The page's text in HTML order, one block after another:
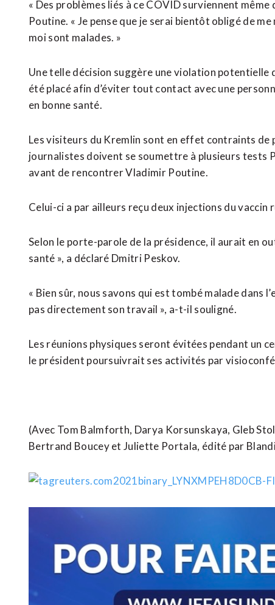
« Des problèmes liés à ce COVID surviennent
Poutine. « Je pense que je serai bientôt obligé de
moi sont malades. »
Une telle décision suggère une violation potentielle
été placé afin d’éviter tout contact avec une
en bonne santé.
Les visiteurs du Kremlin sont en effet contraints de
journalistes doivent se soumettre à plusieurs tests
avant de rencontrer Vladimir Poutine.
Celui-ci a par ailleurs reçu deux injections du vaccin
Selon le porte-parole de la présidence, il aurait en
santé », a déclaré Dmitri Peskov.
« Bien sûr, nous savons qui est tombé malade dans
pas directement son travail », a-t-il souligné.
Les réunions physiques seront évitées pendant un
le président poursuivrait ses activités par
(Avec Tom Balmforth, Darya Korsunskaya, Gleb
Bertrand Boucey et Juliette Portala, édité par